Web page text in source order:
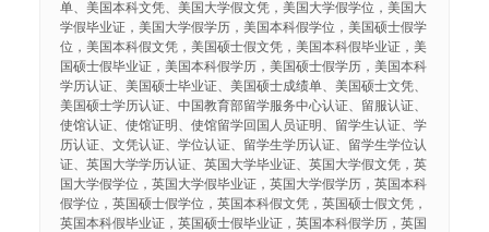
单、美国本科文凭、美国大学假文凭，美国大学假学位，美国大
学假毕业证，美国大学假学历，美国本科假学位，美国硕士假学
位，美国本科假文凭，美国硕士假文凭，美国本科假毕业证，美
国硕士假毕业证，美国本科假学历，美国硕士假学历，美国本科
学历认证、美国硕士毕业证、美国硕士成绩单、美国硕士文凭、
美国硕士学历认证、中国教育部留学服务中心认证、留服认证、
使馆认证、使馆证明、使馆留学回国人员证明、留学生认证、学
历认证、文凭认证、学位认证、留学生学历认证、留学生学位认
证、英国大学学历认证、英国大学毕业证、英国大学假文凭，英
国大学假学位，英国大学假毕业证，英国大学假学历，英国本科
假学位，英国硕士假学位，英国本科假文凭，英国硕士假文凭，
英国本科假毕业证，英国硕士假毕业证，英国本科假学历，英国